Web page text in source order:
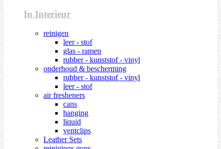
In Interieur
reinigen
leer - stof
glas - ramen
rubber - kunststof - vinyl
onderhoud & bescherming
rubber - kunststof - vinyl
leer - stof
air fresheners
cans
hanging
liquid
ventclips
Leather Sets